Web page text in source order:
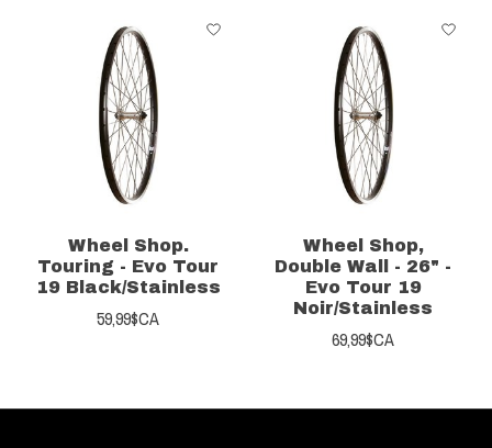
Wheel Shop.
Touring - Evo Tour
19 Black/Stainless
59,99$CA
Wheel Shop,
Double Wall - 26" -
Evo Tour 19
Noir/Stainless
69,99$CA